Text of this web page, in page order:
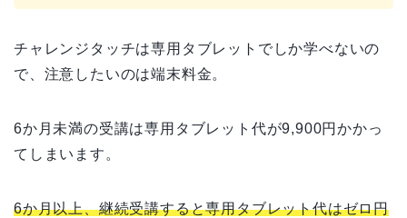
チャレンジタッチは専用タブレットでしか学べないの
で、注意したいのは端末料金。
6か月未満の受講は専用タブレット代が9,900円かかっ
てしまいます。
6か月以上、継続受講すると専用タブレット代はゼロ円